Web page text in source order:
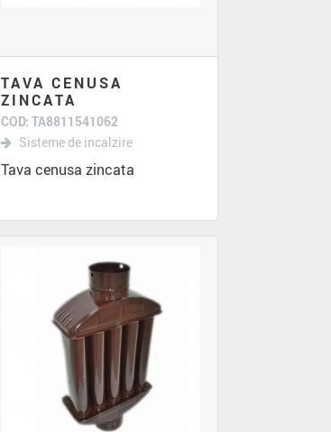
TAVA CENUSA
ZINCATA
COD: TA8811541062
Sisteme de incalzire
Tava cenusa zincata